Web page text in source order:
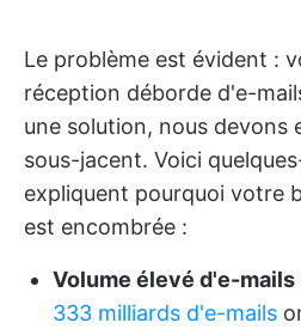
Le problème est évident :
réception déborde d'e-
une solution, nous devons
sous-jacent. Voici
expliquent pourquoi votre
est encombrée :
Volume élevé d'e-mails
333 milliards d'e-mails